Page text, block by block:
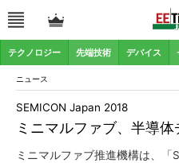
テクノロジー 先端技術 デバイス
ニュース
ミニマルファブ、半導
SEMICON Japan 2018
ミニマルファブ推進機構は、「